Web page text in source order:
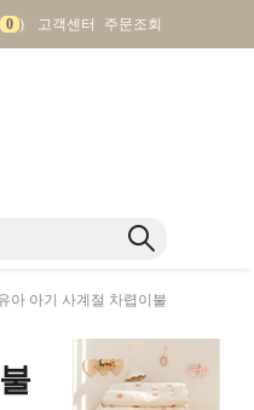
0 ) 고객센터 주문조회
아 아기 사계절 차렵이불